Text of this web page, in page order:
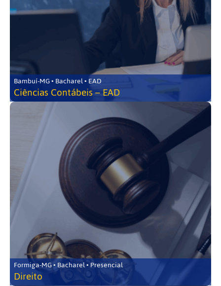
Bambuí-MG • Bacharel • EAD
Ciências Contábeis – EAD
Formiga-MG • Bacharel • Presencial
Direito